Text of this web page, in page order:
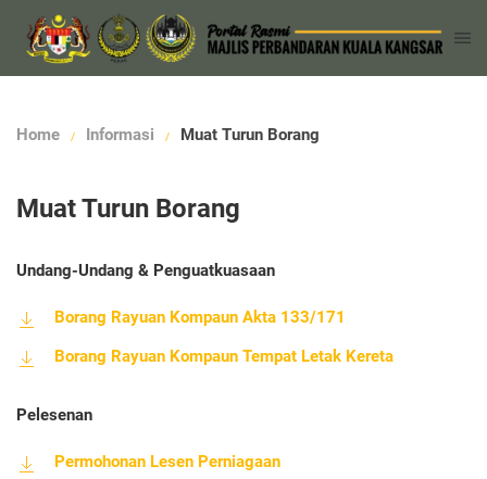
Home Informasi Muat Turun Borang
Muat Turun Borang
Undang-Undang & Penguatkuasaan
Borang Rayuan Kompaun Akta 133/171
Borang Rayuan Kompaun Tempat Letak Kereta
Pelesenan
Permohonan Lesen Perniagaan